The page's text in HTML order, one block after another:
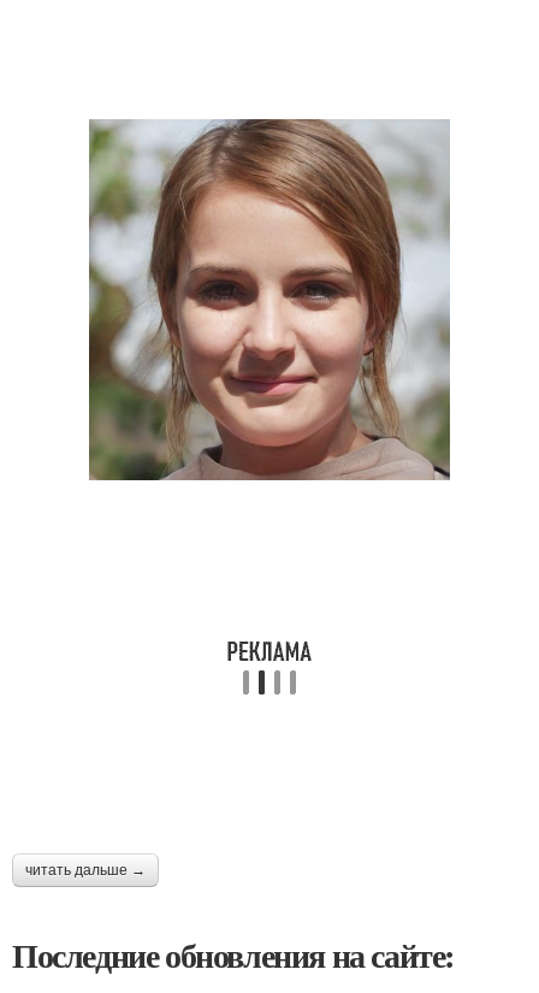
читать дальше →
Последние обновления на сайте: